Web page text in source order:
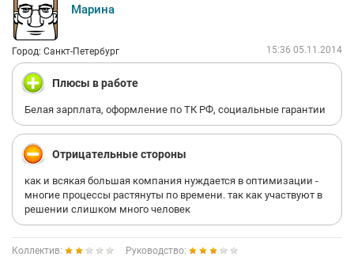
Марина
Город: Санкт-Петербург 15:36 05.11.2014
Плюсы в работе
Белая зарплата, оформление по ТК РФ, социальные гарантии
Отрицательные стороны
как и всякая большая компания нуждается в оптимизации -
многие процессы растянуты по времени. так как участвуют в
решении слишком много человек
Коллектив:
Руководство: